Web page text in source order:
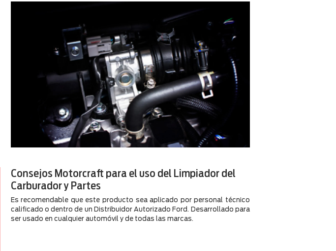
Consejos Motorcraft para el uso del Limpiador del
Carburador y Partes
Es recomendable que este producto sea aplicado por personal técnico
calificado o dentro de un Distribuidor Autorizado Ford. Desarrollado para
ser usado en cualquier automóvil y de todas las marcas.